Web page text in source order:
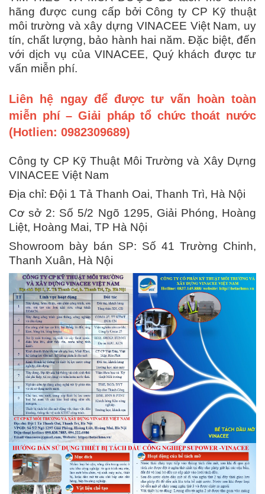
hãng được cung cấp bởi Công ty CP Kỹ thuật
môi trường và xây dựng VINACEE Việt Nam, uy
tín, chất lượng, bảo hành hai năm. Đặc biệt, đến
với dịch vụ của VINACEE, Quý khách được tư
vấn miễn phí.
Liên hệ ngay để được tư vấn hoàn toàn
miễn phí – Giải pháp tổ chức thoát nước
(Hotlien: 0982309689)
Công ty CP Kỹ Thuật Môi Trường và Xây Dựng
VINACEE Việt Nam
Địa chỉ: Đội 1 Tả Thanh Oai, Thanh Trì, Hà Nội
Cơ sở 2: Số 5/2 Ngõ 1295, Giải Phóng, Hoàng
Liệt, Hoàng Mai, TP Hà Nội
Showroom bày bán SP: Số 41 Trường Chinh,
Thanh Xuân, Hà Nội